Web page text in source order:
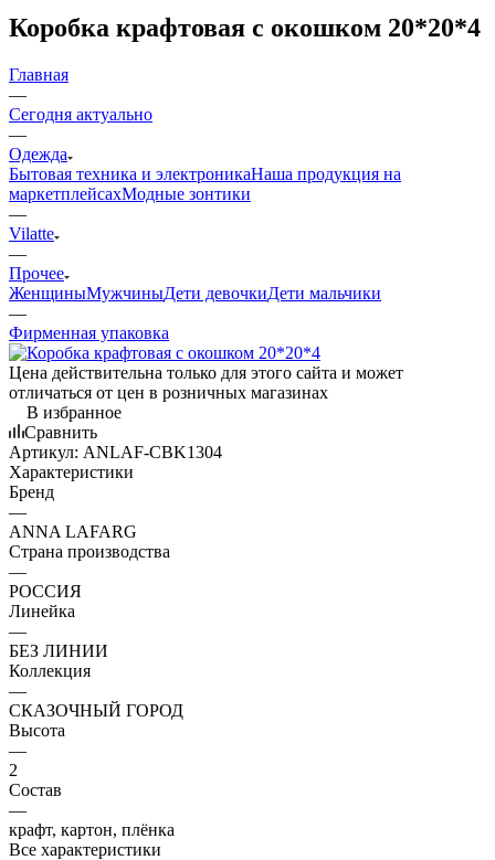
Коробка крафтовая с окошком 20*20*4
Главная
—
Сегодня актуально
—
Одежда
Бытовая техника и электроникаНаша продукция на
маркетплейсахМодные зонтики
—
Vilatte
—
Прочее
ЖенщиныМужчиныДети девочкиДети мальчики
—
Фирменная упаковка
Цена действительна только для этого сайта и может
отличаться от цен в розничных магазинах
В избранное
Сравнить
Артикул: ANLAF-CBK1304
Характеристики
Бренд
—
ANNA LAFARG
Страна производства
—
РОССИЯ
Линейка
—
БЕЗ ЛИНИИ
Коллекция
—
СКАЗОЧНЫЙ ГОРОД
Высота
—
2
Состав
—
крафт, картон, плёнка
Все характеристики